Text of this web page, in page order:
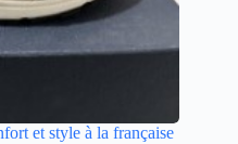
et style à la française